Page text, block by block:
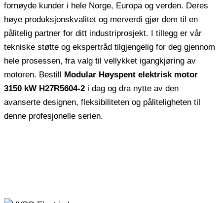
fornøyde kunder i hele Norge, Europa og verden. Deres
høye produksjonskvalitet og merverdi gjør dem til en
pålitelig partner for ditt industriprosjekt. I tillegg er vår
tekniske støtte og ekspertråd tilgjengelig for deg gjennom
hele prosessen, fra valg til vellykket igangkjøring av
motoren. Bestill Modular Høyspent elektrisk motor
3150 kW H27R5604-2 i dag og dra nytte av den
avanserte designen, fleksibiliteten og påliteligheten til
denne profesjonelle serien.